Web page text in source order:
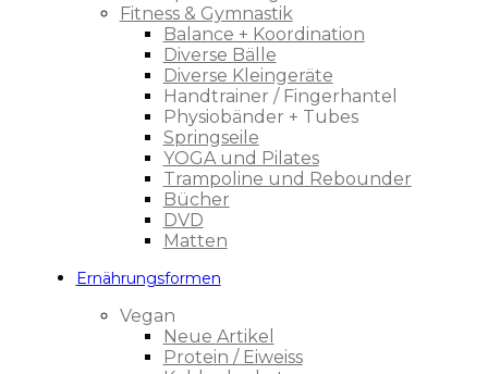
Fitness & Gymnastik
Balance + Koordination
Diverse Bälle
Diverse Kleingeräte
Handtrainer / Fingerhantel
Physiobänder + Tubes
Springseile
YOGA und Pilates
Trampoline und Rebounder
Bücher
DVD
Matten
Ernährungsformen
Vegan
Neue Artikel
Protein / Eiweiss